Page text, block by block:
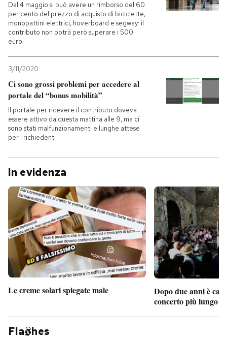
Dal 4 maggio si può avere un rimborso del 60
per cento del prezzo di acquisto di biciclette,
monopattini elettrici, hoverboard e segway: il
contributo non potrà però superare i 500
euro
3/11/2020
Ci sono grossi problemi per accedere al
portale del “bonus mobilità”
Il portale per ricevere il contributo doveva
essere attivo da questa mattina alle 9, ma ci
sono stati malfunzionamenti e lunghe attese
per i richiedenti
In evidenza
Le creme solari spiegate male
Dopo due anni è
concerto più lungo
Fla hes